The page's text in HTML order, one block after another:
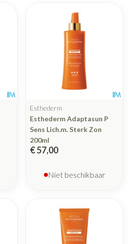
Esthederm
Esthederm Adaptasun P
Sens Lich.m. Sterk Zon
200ml
€ 57,00
Niet beschikbaar